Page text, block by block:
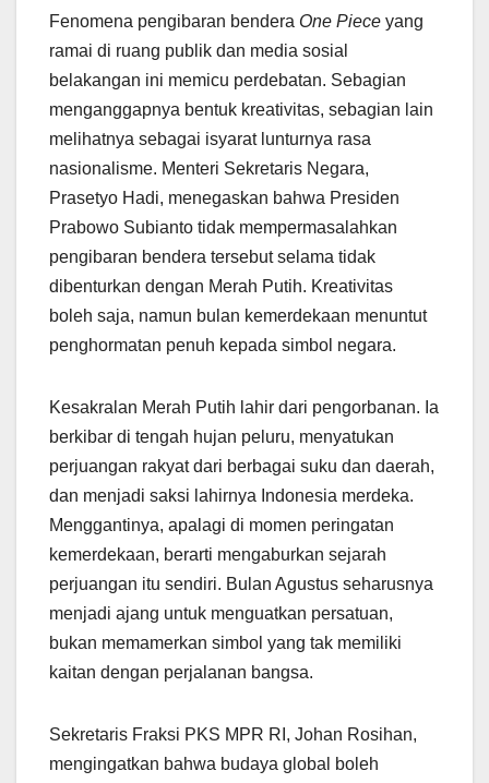
Fenomena pengibaran bendera One Piece yang
ramai di ruang publik dan media sosial
belakangan ini memicu perdebatan. Sebagian
menganggapnya bentuk kreativitas, sebagian lain
melihatnya sebagai isyarat lunturnya rasa
nasionalisme. Menteri Sekretaris Negara,
Prasetyo Hadi, menegaskan bahwa Presiden
Prabowo Subianto tidak mempermasalahkan
pengibaran bendera tersebut selama tidak
dibenturkan dengan Merah Putih. Kreativitas
boleh saja, namun bulan kemerdekaan menuntut
penghormatan penuh kepada simbol negara.
Kesakralan Merah Putih lahir dari pengorbanan. Ia
berkibar di tengah hujan peluru, menyatukan
perjuangan rakyat dari berbagai suku dan daerah,
dan menjadi saksi lahirnya Indonesia merdeka.
Menggantinya, apalagi di momen peringatan
kemerdekaan, berarti mengaburkan sejarah
perjuangan itu sendiri. Bulan Agustus seharusnya
menjadi ajang untuk menguatkan persatuan,
bukan memamerkan simbol yang tak memiliki
kaitan dengan perjalanan bangsa.
Sekretaris Fraksi PKS MPR RI, Johan Rosihan,
mengingatkan bahwa budaya global boleh